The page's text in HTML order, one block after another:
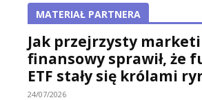
MATERIAŁ PARTNERA
Jak przejrzysty
finansowy sprawił, że
ETF stały się królami
24/07/2026